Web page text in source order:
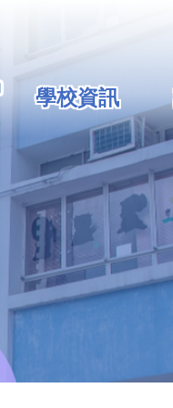
Main
navigation
學校資訊